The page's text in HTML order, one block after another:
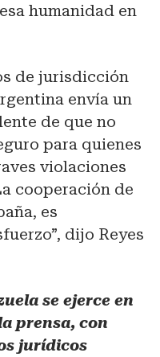
humanidad en
de jurisdicción
envía un
de que no
para quienes
violaciones
cooperación de
es
dijo Reyes
se ejerce en
prensa, con
jurídicos